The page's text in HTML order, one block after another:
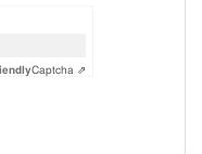
Captcha ⇗